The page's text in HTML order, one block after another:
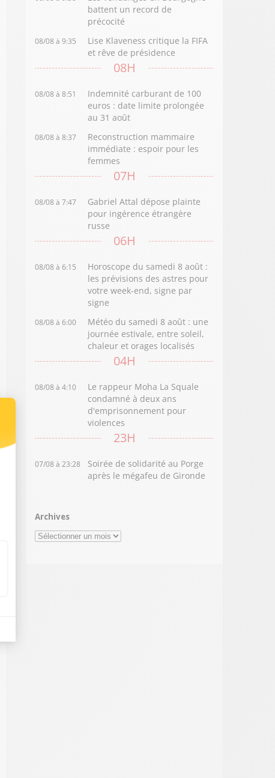
battent un record de
précocité
08/08 à 9:35
Lise Klaveness critique la FIFA
et rêve de présidence
08H
08/08 à 8:51
Indemnité carburant de 100
euros : date limite prolongée
au 31 août
08/08 à 8:37
Reconstruction mammaire
immédiate : espoir pour les
femmes
07H
08/08 à 7:47
Gabriel Attal dépose plainte
pour ingérence étrangère
russe
06H
08/08 à 6:15
Horoscope du samedi 8 août :
les prévisions des astres pour
votre week-end, signe par
signe
08/08 à 6:00
Météo du samedi 8 août : une
journée estivale, entre soleil,
chaleur et orages localisés
04H
08/08 à 4:10
Le rappeur Moha La Squale
condamné à deux ans
d'emprisonnement pour
violences
23H
07/08 à 23:28
Soirée de solidarité au Porge
après le mégafeu de Gironde
Archives
Archives